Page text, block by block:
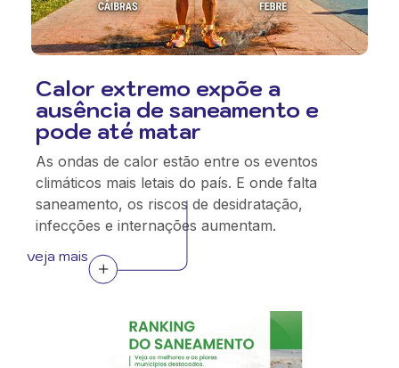
Calor extremo expõe a
ausência de saneamento e
pode até matar
As ondas de calor estão entre os eventos
climáticos mais letais do país. E onde falta
saneamento, os riscos de desidratação,
infecções e internações aumentam.
veja mais